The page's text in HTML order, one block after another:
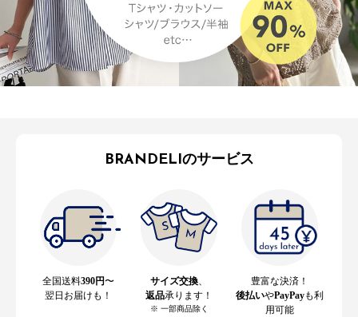
BRANDELIのサービス
全国送料390円〜
翌日お届けも！
サイズ交換
返品承ります！
※ 一部商品除く
豊富な決済！
後払いやPayPayも利
用可能